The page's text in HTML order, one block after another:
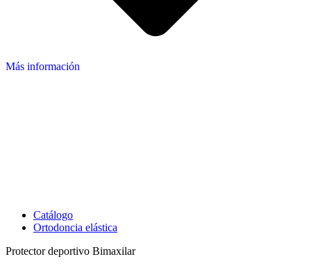
Más información
Catálogo
Ortodoncia elástica
Protector deportivo Bimaxilar